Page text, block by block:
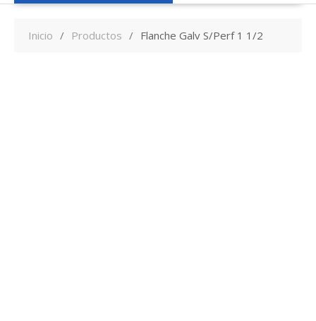
Inicio Productos Flanche Galv S/Perf 1 1/2